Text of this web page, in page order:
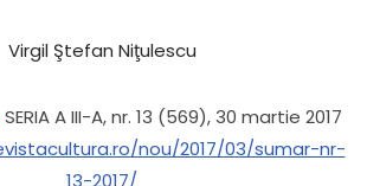
Virgil Ştefan Niţulescu
SERIA A III-A, nr. 13 (569), 30 martie 2017
nou/2017/03/sumar-nr-
13-2017/